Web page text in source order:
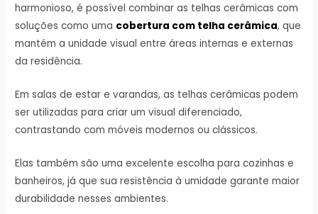
harmonioso, é possível combinar as telhas cerâmicas com
soluções como uma cobertura com telha cerâmica, que
mantém a unidade visual entre áreas internas e externas
da residência.
Em salas de estar e varandas, as telhas cerâmicas podem
ser utilizadas para criar um visual diferenciado,
contrastando com móveis modernos ou clássicos.
Elas também são uma excelente escolha para cozinhas e
banheiros, já que sua resistência à umidade garante maior
durabilidade nesses ambientes.